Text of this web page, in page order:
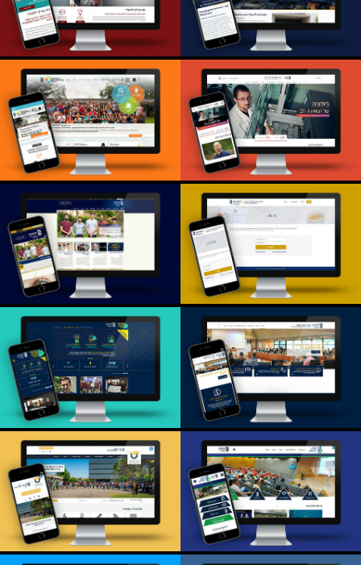
TEAMS- טכניון
המכללה האקדמית
גליל מערבי
פקולטה לביולוגיה
בטכניון
Global
Engineering,
Technion
מכולל קורות חיים
לרפואה
ידידי הטכניון בישראל
לשכת הסגל האקדמי
פקולטה לתעשייה
וניהול